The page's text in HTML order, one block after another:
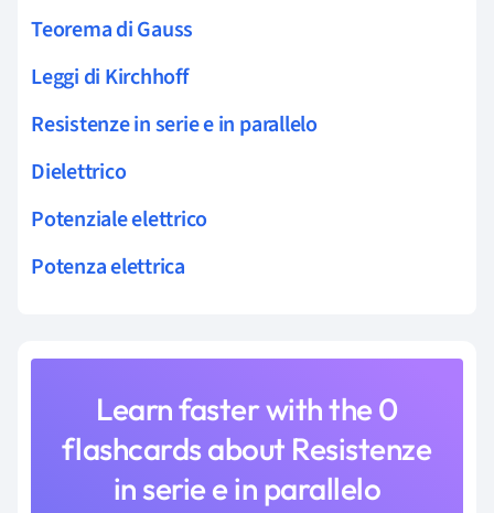
Teorema di Gauss
Leggi di Kirchhoff
Resistenze in serie e in parallelo
Dielettrico
Potenziale elettrico
Potenza elettrica
Learn faster with the 0
flashcards about Resistenze
in serie e in parallelo